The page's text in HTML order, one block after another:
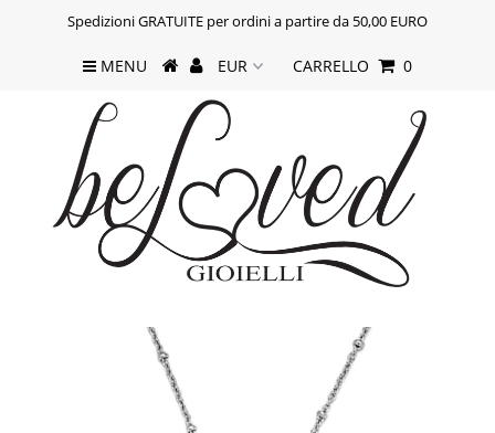
Spedizioni GRATUITE per ordini a partire da 50,00 EURO
MENU CARRELLO 0